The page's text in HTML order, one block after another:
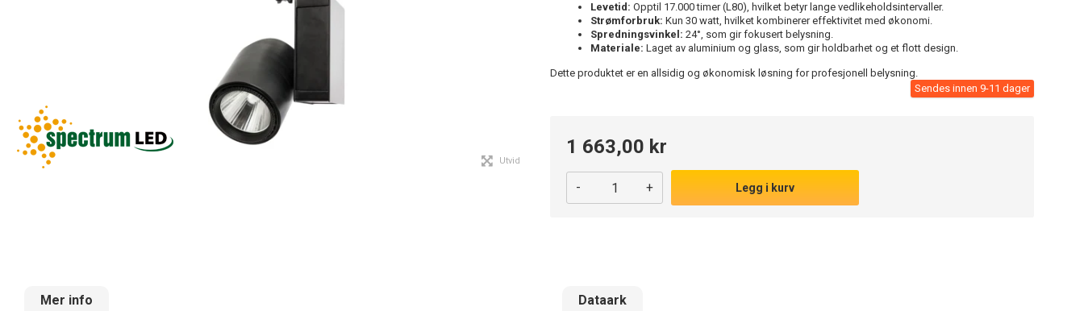
Utvid
Levetid: Opptil 17.000 timer (L80), hvilket betyr lange vedlikeholdsintervaller.
Strømforbruk: Kun 30 watt, hvilket kombinerer effektivitet med økonomi.
Spredningsvinkel: 24°, som gir fokusert belysning.
Materiale: Laget av aluminium og glass, som gir holdbarhet og et flott design.
Dette produktet er en allsidig og økonomisk løsning for profesjonell belysning.
Sendes innen 9-11 dager
1 663,00 kr
- + Legg i kurv
Mer info Dataark